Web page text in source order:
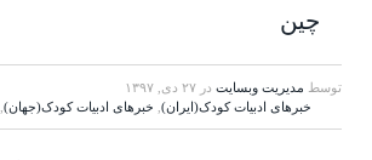
چین
توسط مدیریت وبسایت در ۲۷ دی, ۱۳۹۷
خبرهای ادبیات کودک(ایران), خبرهای ادبیات کودک(جهان),